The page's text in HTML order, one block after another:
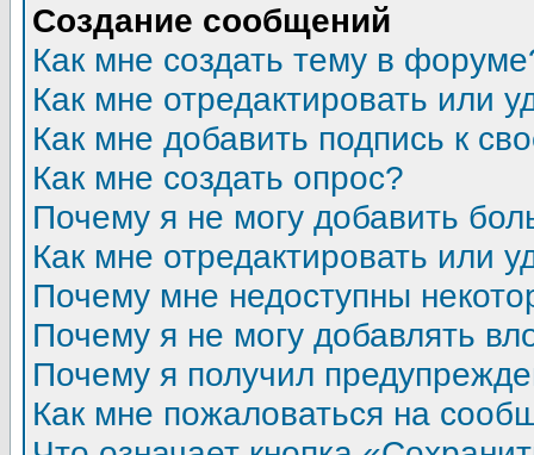
Создание сообщений
Как мне создать тему в
Как мне отредактировать или
Как мне добавить подпись к
Как мне создать опрос?
Почему я не могу добавить
Как мне отредактировать или
Почему мне недоступны
Почему я не могу добавлять
Почему я получил
Как мне пожаловаться на